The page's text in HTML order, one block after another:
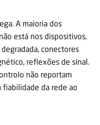
A maioria dos
está nos dispositivos,
conectores
reflexões de sinal.
não reportam
fiabilidade da rede ao